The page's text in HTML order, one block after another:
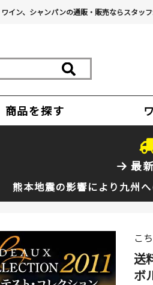
ワイン、シャンパンの通販・販売ならスタッ
商品を探す
最
熊本地震の影響により九州
こ
送
ボ